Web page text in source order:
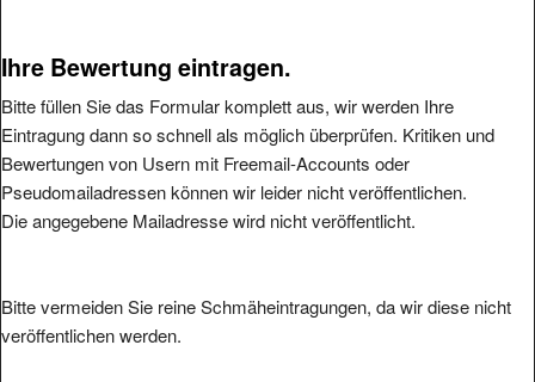
Ihre Bewertung eintragen.
Bitte füllen Sie das Formular komplett aus, wir werden Ihre
Eintragung dann so schnell als möglich überprüfen. Kritiken und
Bewertungen von Usern mit Freemail-Accounts oder
Pseudomailadressen können wir leider nicht veröffentlichen.
Die angegebene Mailadresse wird nicht veröffentlicht.
Bitte vermeiden Sie reine Schmäheintragungen, da wir diese nicht
veröffentlichen werden.